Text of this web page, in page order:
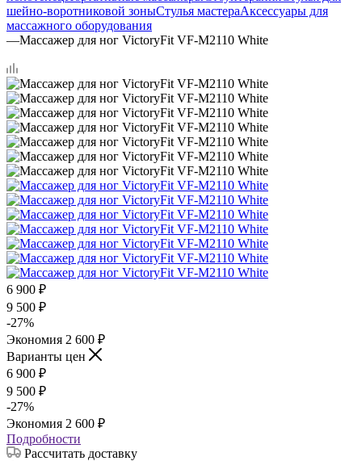
шейно-воротниковой зоныСтулья мастераАксессуары для
массажного оборудования
—Массажер для ног VictoryFit VF-M2110 White
6 900 ₽
9 500 ₽
-27%
Экономия 2 600 ₽
Варианты цен
6 900 ₽
9 500 ₽
-27%
Экономия 2 600 ₽
Подробности
Рассчитать доставку